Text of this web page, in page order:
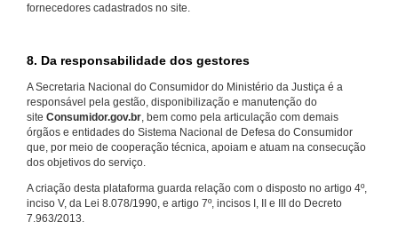
fornecedores cadastrados no site.
8. Da responsabilidade dos gestores
A Secretaria Nacional do Consumidor do Ministério da Justiça é a
responsável pela gestão, disponibilização e manutenção do
site Consumidor.gov.br, bem como pela articulação com demais
órgãos e entidades do Sistema Nacional de Defesa do Consumidor
que, por meio de cooperação técnica, apoiam e atuam na consecução
dos objetivos do serviço.
A criação desta plataforma guarda relação com o disposto no artigo 4º,
inciso V, da Lei 8.078/1990, e artigo 7º, incisos I, II e III do Decreto
7.963/2013.